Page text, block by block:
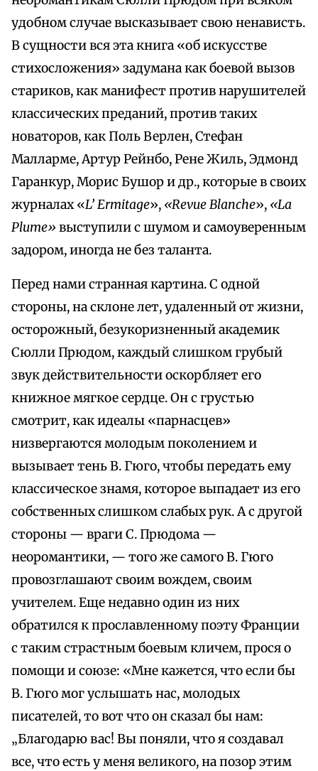
удобном случае высказывает свою ненависть.
В сущности вся эта книга «об искусстве
стихосложения» задумана как боевой вызов
стариков, как манифест против нарушителей
классических преданий, против таких
новаторов, как Поль Верлен, Стефан
Малларме, Артур Рейнбо, Рене Жиль, Эдмонд
Гаранкур, Морис Бушор и др., которые в своих
журналах «L’ Ermitage», «Revue Blanche», «La
Plume» выступили с шумом и самоуверенным
задором, иногда не без таланта.
Перед нами странная картина. С одной
стороны, на склоне лет, удаленный от жизни,
осторожный, безукоризненный академик
Сюлли Прюдом, каждый слишком грубый
звук действительности оскорбляет его
книжное мягкое сердце. Он с грустью
смотрит, как идеалы «парнасцев»
низвергаются молодым поколением и
вызывает тень В. Гюго, чтобы передать ему
классическое знамя, которое выпадает из его
собственных слишком слабых рук. А с другой
стороны — враги С. Прюдома —
неоромантики, — того же самого В. Гюго
провозглашают своим вождем, своим
учителем. Еще недавно один из них
обратился к прославленному поэту Франции
с таким страстным боевым кличем, прося о
помощи и союзе: «Мне кажется, что если бы
В. Гюго мог услышать нас, молодых
писателей, то вот что он сказал бы нам:
„Благодарю вас! Вы поняли, что я создавал
все, что есть у меня великого, на позор этим